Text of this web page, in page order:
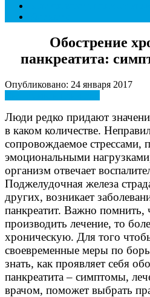
Обострение
панкреатита:
Опубликовано: 24 января 2017
Люди редко придают
в каком количестве.
сопровождаемое стрессами,
эмоциональными
организм отвечает
Поджелудочная железа
других, возникает
панкреатит. Важно помнить,
производить лечение, то
хроническую. Для того
своевременные меры по
знать, как проявляет себя
панкреатита – симптомы,
врачом, поможет выбрать